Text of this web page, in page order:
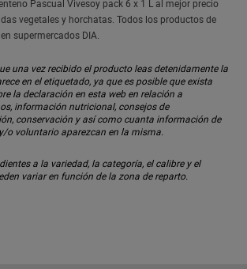
Pascual Vivesoy pack 6 x 1 L al mejor precio
vegetales y horchatas. Todos los productos de
supermercados DIA.
una vez recibido el producto leas detenidamente la
en el etiquetado, ya que es posible que exista
la declaración en esta web en relación a
información nutricional, consejos de
conservación y así como cuanta información de
o voluntario aparezcan en la misma.
a la variedad, la categoría, el calibre y el
variar en función de la zona de reparto.